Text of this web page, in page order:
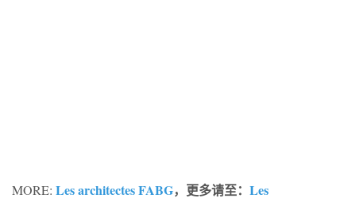
MORE: Les architectes FABG，更多请至： Les